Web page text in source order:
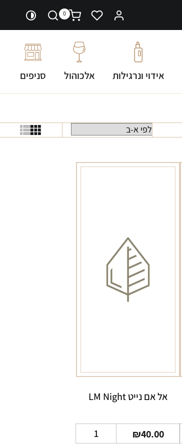
0
אידוי ונרגילות אלכוהול סניפים
אל אם נייט LM Night
₪40.00
של